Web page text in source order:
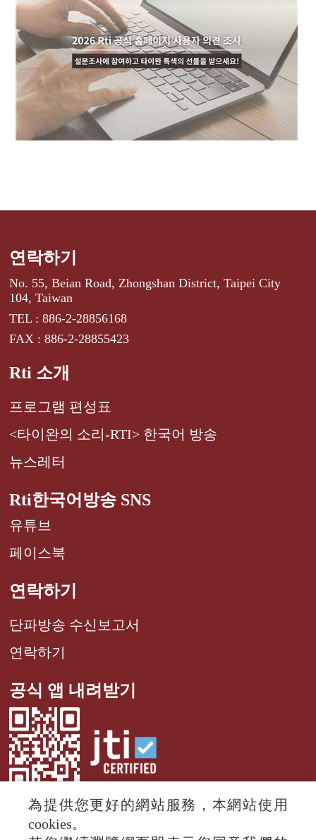
연락하기
No. 55, Beian Road, Zhongshan District, Taipei City
104, Taiwan
TEL : 886-2-28856168
FAX : 886-2-28855423
Rti 소개
프로그램 편성표
<타이완의 소리-RTI> 한국어 방송
뉴스레터
Rti한국어방송 SNS
유튜브
페이스북
연락하기
단파방송 수신보고서
연락하기
공식 앱 내려받기
為提供您更好的網站服務，本網站使用
cookies。